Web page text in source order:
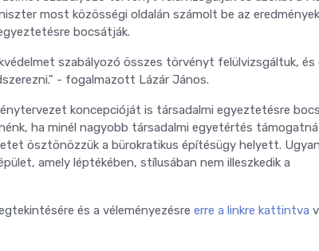
most közösségi oldalán számolt be az
bocsátják.
szabályozó összes törvényt felülvizsgáltuk, és
- fogalmazott Lázár János.
koncepcióját is társadalmi egyeztetésre
ha minél nagyobb társadalmi egyetértés
ösztönözzük a bürokratikus építésügy helyett.
amely léptékében, stílusában nem illeszkedik a
és a véleményezésre erre a linkre kattintva